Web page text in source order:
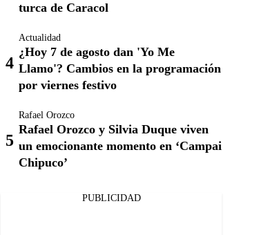
turca de Caracol
Actualidad
¿Hoy 7 de agosto dan 'Yo Me
Llamo'? Cambios en la programación
por viernes festivo
Rafael Orozco
Rafael Orozco y Silvia Duque viven
un emocionante momento en ‘Campai
Chipuco’
PUBLICIDAD